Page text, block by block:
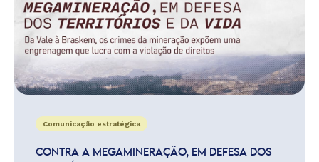
Comunicação estratégica
CONTRA A MEGAMINERAÇÃO, EM DEFESA DOS